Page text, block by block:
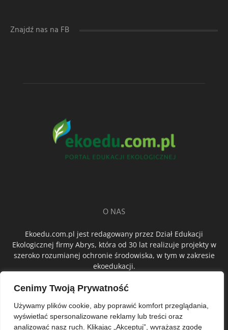
Cenimy Twoją Prywatność
Używamy plików cookie, aby poprawić komfort przeglądania,
wyświetlać spersonalizowane reklamy lub treści oraz
analizować nasz ruch. Klikając „Akceptuj”, wyrażasz zgodę
Znajdź nas na FB
O NAS
Ekoedu.com.pl jest redagowany przez Dział Edukacji
Ekologicznej firmy Abrys, która od 30 lat realizuje projekty w
szeroko rozumianej ochronie środowiska, w tym w zakresie
ekoedukacji.
ŚLEDŹ NAS